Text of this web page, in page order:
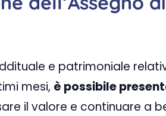
e patrimoniale
mesi, è possibile
il valore e continuare a